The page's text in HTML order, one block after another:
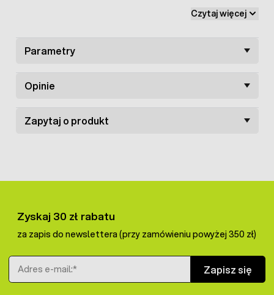
. W naszej ofercie
Czytaj więcej
Parametry
Opinie
Zapytaj o produkt
Zyskaj 30 zł rabatu
za zapis do newslettera (przy zamówieniu powyżej 350 zł)
Adres e-mail
Zapisz się